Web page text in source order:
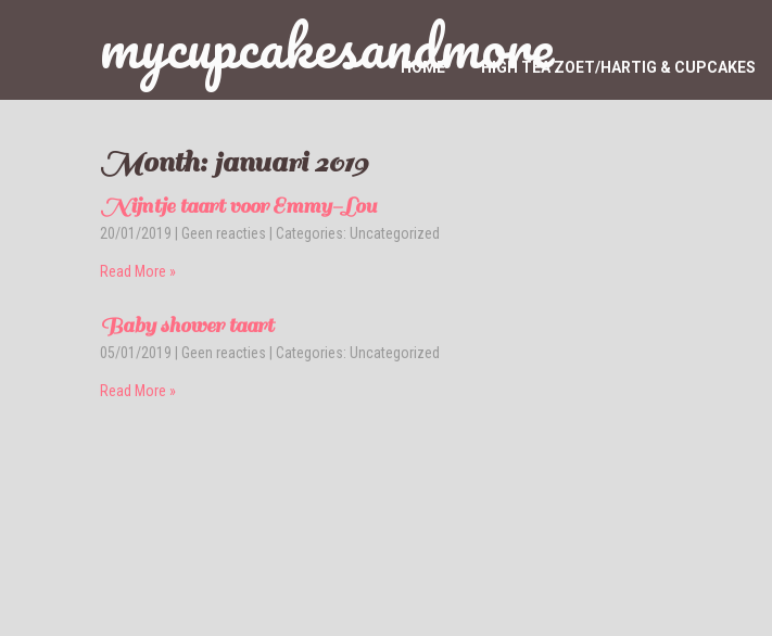
mycupcakesandmore
HOME HIGH TEA ZOET/HARTIG & CUPCAKES
Month:januari 2019
Nijntje taart voor Emmy-Lou
20/01/2019 Geen reacties | Categories: Uncategorized
Read More »
Baby shower taart
05/01/2019 Geen reacties | Categories: Uncategorized
Read More »